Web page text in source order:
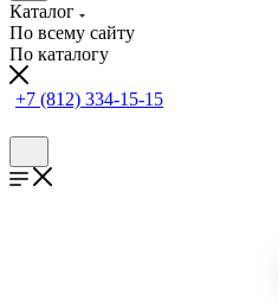
Каталог
По всему сайту
По каталогу
+7 (812) 334-15-15